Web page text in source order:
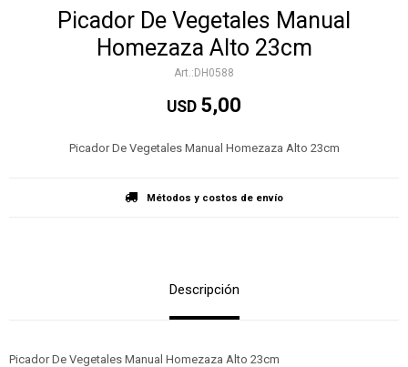
Picador De Vegetales Manual
Homezaza Alto 23cm
DH0588
USD 5,00
Picador De Vegetales Manual Homezaza Alto 23cm
Métodos y costos de envío
Descripción
Picador De Vegetales Manual Homezaza Alto 23cm